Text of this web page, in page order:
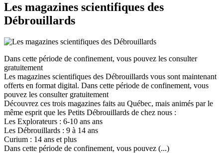
Les magazines scientifiques des
Débrouillards
Dans cette période de confinement, vous pouvez les consulter
gratuitement
Les magazines scientifiques des Débrouillards vous sont maintenant
offerts en format digital. Dans cette période de confinement, vous
pouvez les consulter gratuitement
Découvrez ces trois magazines faits au Québec, mais animés par le
même esprit que les Petits Débrouillards de chez nous :
Les Explorateurs : 6-10 ans ans
Les Débrouillards : 9 à 14 ans
Curium : 14 ans et plus
Dans cette période de confinement, vous pouvez (...)